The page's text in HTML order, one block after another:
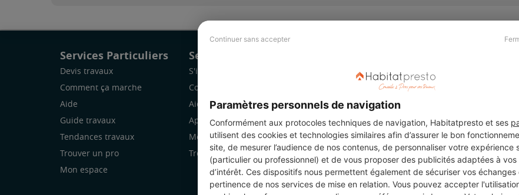
Continuer sans accepter
Paramètres personnels de navigation
Conformément aux protocoles techniques de navigation, Habitatpresto et ses
utilisent des cookies et technologies similaires afin d’assurer le bon
site, de mesurer l’audience de nos contenus, de personnaliser votre expérience
(particulier ou professionnel) et de vous proposer des publicités adaptées à vos
d’intérêt. Ces dispositifs nous permettent également de sécuriser vos échanges
pertinence de nos services de mise en relation. Vous pouvez accepter
Services Particuliers
Devis travaux
Comment ça marche
Aide
Guide travaux
Tendances travaux
Trouver un pro
Mon espace
Services Pro
S'inscrire
Comment ça marche
Aide
Application Mobile
Mon espace
Trouver des chantiers
Revue de presse
Légal
Charte cookies